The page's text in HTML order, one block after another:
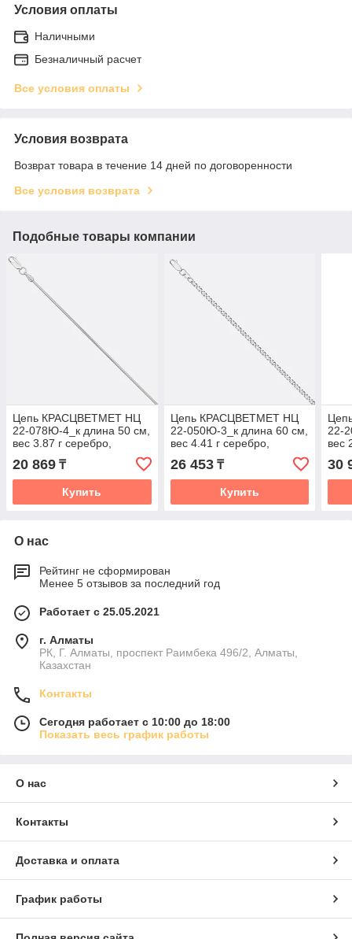
Условия оплаты
Наличными
Безналичный расчет
Все условия оплаты
Условия возврата
Возврат товара в течение 14 дней по договоренности
Все условия возврата
Подобные товары компании
Цепь КРАСЦВЕТМЕТ НЦ
22-078Ю-4_к длина 50 см,
вес 3.87 г серебро,
плетение снейк
20 869 ₸
Купить
Цепь КРАСЦВЕТМЕТ НЦ
22-050Ю-3_к длина 60 см,
вес 4.41 г серебро,
плетение нонна
26 453₸
Купить
22-
вес
30
О нас
Рейтинг не сформирован
Менее 5 отзывов за последний год
Работает с 25.05.2021
г. Алматы
РК, Г. Алматы, проспект Раимбека 496/2, Алматы,
Казахстан
Контакты
Сегодня работает с 10:00 до 18:00
Показать весь график работы
О нас
Контакты
Доставка и оплата
График работы